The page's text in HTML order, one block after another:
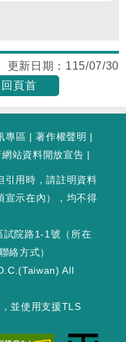
更新日期： 115/07/30
回頁首
專區 |著作權聲明 |
網站資料開放宣告 |
引用時，請註明資料
宣示在內），均不得
院路1-1號（ 所在
聯絡方式）
All
並使用支援TLS